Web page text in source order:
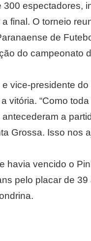
300 espectadores,
final. O torneio
de
do campeonato
vice-presidente
vitória. “Como
a
Grossa. Isso nos
havia vencido o
pelo placar de